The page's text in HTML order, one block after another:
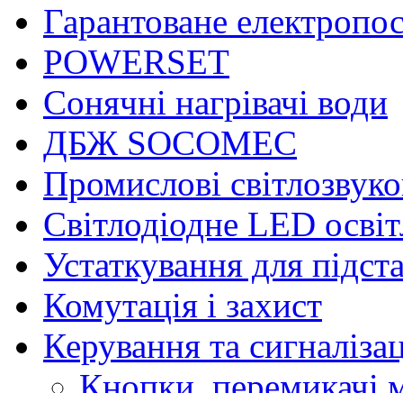
Гарантоване
POWERSET
Сонячні нагрівачі води
ДБЖ SOCOMEC
Промислові
Світлодіодне LED
Устаткування для
Комутація і захист
Керування та